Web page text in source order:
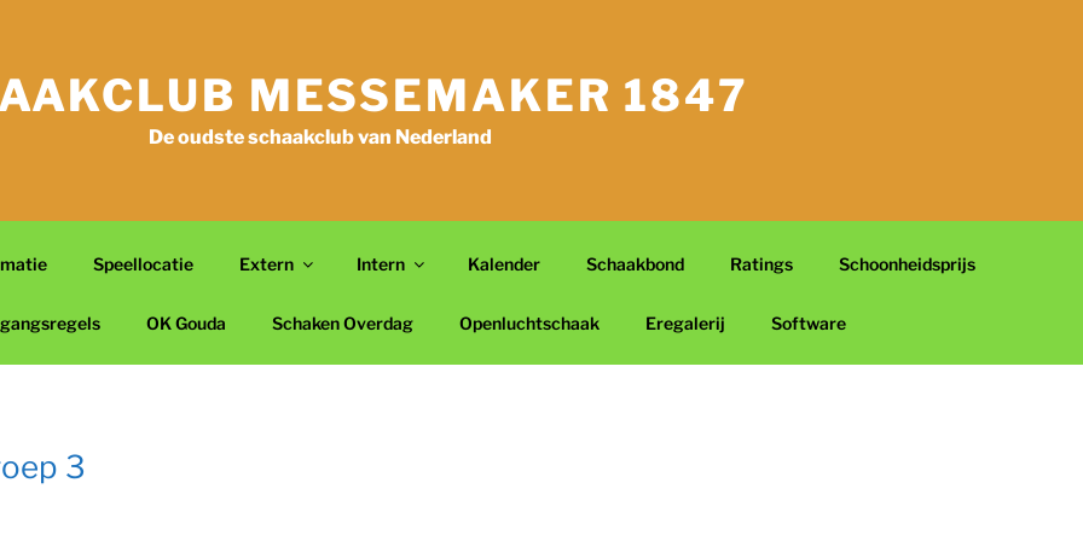
MESSEMAKER 1847
De oudste schaakclub van Nederland
Speellocatie Extern Intern Kalender Schaakbond Ratings Schoonheidsprijs
OK Gouda Schaken Overdag Openluchtschaak Eregalerij Software
3